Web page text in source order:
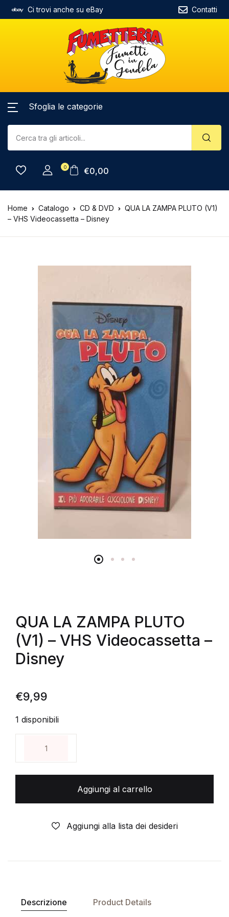
Ci trovi anche su eBay Contatti
Sfoglia le categorie
0 €0,00
Home Catalogo CD & DVD
QUA LA ZAMPA PLUTO (V1)
– VHS Videocassetta – Disney
QUA LA ZAMPA PLUTO
(V1) – VHS Videocassetta –
Disney
€9,99
1 disponibili
Aggiungi al carrello
Aggiungi alla lista dei desideri
Descrizione Product Details